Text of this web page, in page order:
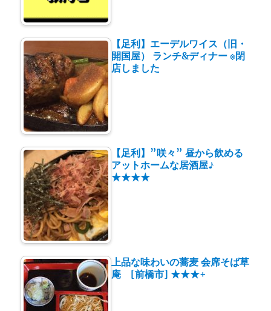
【足利】エーデルワイス（旧・
開国屋） ランチ&ディナー ※閉
店しました
【足利】”咲々” 昼から飲める
アットホームな居酒屋♪
★★★★
上品な味わいの蕎麦 会席そば草
庵 [前橋市] ★★★+